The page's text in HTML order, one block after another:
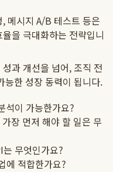
메시지 A/B 테스트 등은
을 극대화하는 전략입니
과 개선을 넘어, 조직 전
능한 성장 동력이 됩니다.
석이 가능한가요?
장 먼저 해야 할 일은 무
무엇인가요?
에 적합한가요?